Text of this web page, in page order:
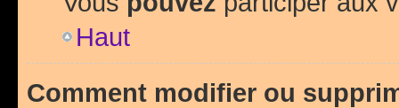
Haut
Comment modifier ou